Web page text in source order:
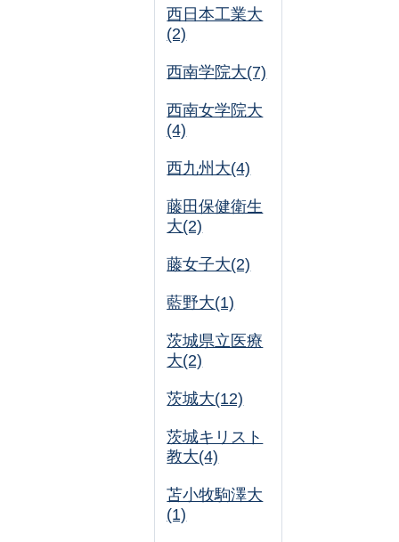
西日本工業大
(2)
西南学院大(7)
西南女学院大
(4)
西九州大(4)
藤田保健衛生
大(2)
藤女子大(2)
藍野大(1)
茨城県立医療
大(2)
茨城大(12)
茨城キリスト
教大(4)
苫小牧駒澤大
(1)